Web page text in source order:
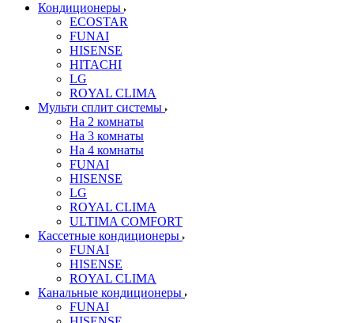
Кондиционеры
ECOSTAR
FUNAI
HISENSE
HITACHI
LG
ROYAL CLIMA
Мульти сплит системы
На 2 комнаты
На 3 комнаты
На 4 комнаты
FUNAI
HISENSE
LG
ROYAL CLIMA
ULTIMA COMFORT
Кассетные кондиционеры
FUNAI
HISENSE
ROYAL CLIMA
Канальные кондиционеры
FUNAI